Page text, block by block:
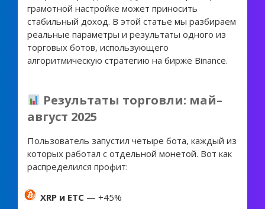
грамотной настройке может приносить
стабильный доход. В этой статье мы разбираем
реальные параметры и результаты одного из
торговых ботов, использующего
алгоритмическую стратегию на бирже Binance.
Результаты торговли: май–
август 2025
Пользователь запустил четыре бота, каждый из
которых работал с отдельной монетой. Вот как
распределился профит:
XRP и ETC — +45%